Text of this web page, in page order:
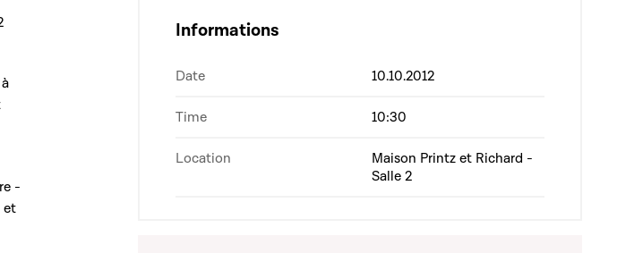
-
et
Informations
Date 10.10.2012
Time 10:30
Location
Maison Printz et Richard -
Salle 2